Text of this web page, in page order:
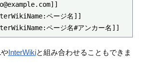
ページ名]]
ページ名#アンカー名]]
InterWikiと組み合わせることもできま